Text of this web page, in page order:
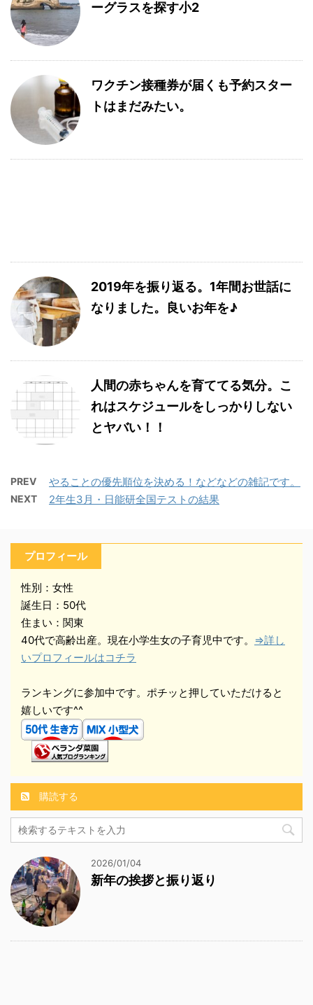
ーグラスを探す小2
ワクチン接種券が届くも予約スター
トはまだみたい。
2019年を振り返る。1年間お世話に
なりました。良いお年を♪
人間の赤ちゃんを育ててる気分。こ
れはスケジュールをしっかりしない
とヤバい！！
PREV やることの優先順位を決める！などなどの雑記です。
NEXT 2年生3月・日能研全国テストの結果
プロフィール
性別：女性
誕生日：50代
住まい：関東
40代で高齢出産。現在小学生女の子育児中です。 ⇒詳し
いプロフィールはコチラ
ランキングに参加中です。ポチッと押していただけると
嬉しいです^^
購読する
2026/01/04
新年の挨拶と振り返り